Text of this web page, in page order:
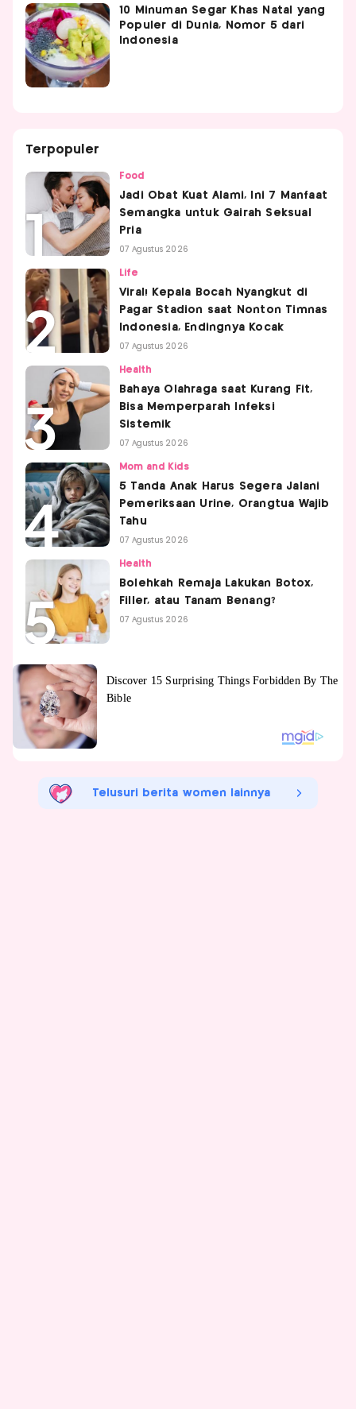
10 Minuman Segar Khas Natal yang
Populer di Dunia, Nomor 5 dari
Indonesia
Terpopuler
Food
Jadi Obat Kuat Alami, Ini 7 Manfaat
Semangka untuk Gairah Seksual
Pria
07 Agustus 2026
Life
Viral! Kepala Bocah Nyangkut di
Pagar Stadion saat Nonton Timnas
Indonesia, Endingnya Kocak
07 Agustus 2026
Health
Bahaya Olahraga saat Kurang Fit,
Bisa Memperparah Infeksi
Sistemik
07 Agustus 2026
Mom and Kids
5 Tanda Anak Harus Segera Jalani
Pemeriksaan Urine, Orangtua Wajib
Tahu
07 Agustus 2026
Health
Bolehkah Remaja Lakukan Botox,
Filler, atau Tanam Benang?
07 Agustus 2026
Telusuri berita women lainnya